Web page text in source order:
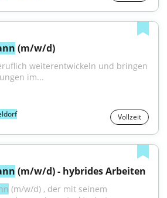
(m/w/d)
weiterentwickeln und bringen
im...
Vollzeit
(m/w/d) - hybrides Arbeiten
(m/w/d) , der mit seinem